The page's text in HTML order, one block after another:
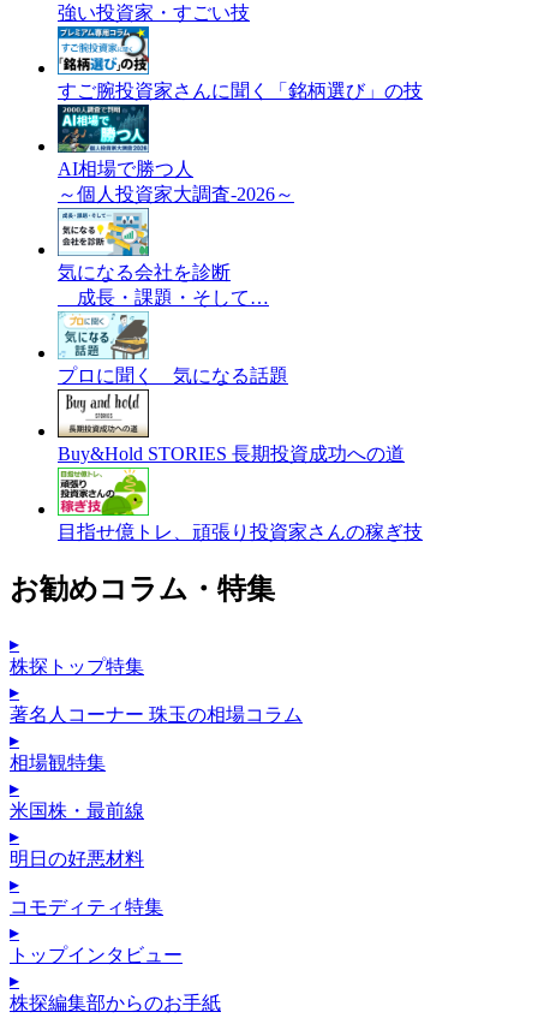
強い投資家・すごい技
すご腕投資家さんに聞く「銘柄選び」の技
AI相場で勝つ人
～個人投資家大調査-2026～
気になる会社を診断
成長・課題・そして…
プロに聞く 気になる話題
Buy&Hold STORIES 長期投資成功への道
目指せ億トレ、頑張り投資家さんの稼ぎ技
お勧めコラム・特集
▸
株探トップ特集
▸
著名人コーナー 珠玉の相場コラム
▸
相場観特集
▸
米国株・最前線
▸
明日の好悪材料
▸
コモディティ特集
▸
トップインタビュー
▸
株探編集部からのお手紙